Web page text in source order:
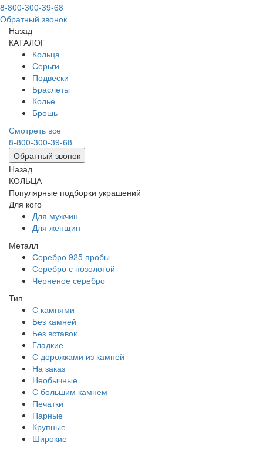
8-800-300-39-68
Обратный звонок
Назад
КАТАЛОГ
Кольца
Серьги
Подвески
Браслеты
Колье
Брошь
Смотреть все
8-800-300-39-68
Обратный звонок
Назад
КОЛЬЦА
Популярные подборки украшений
Для кого
Для мужчин
Для женщин
Металл
Серебро 925 пробы
Серебро с позолотой
Черненое серебро
Тип
С камнями
Без камней
Без вставок
Гладкие
С дорожками из камней
На заказ
Необычные
С большим камнем
Печатки
Парные
Крупные
Широкие